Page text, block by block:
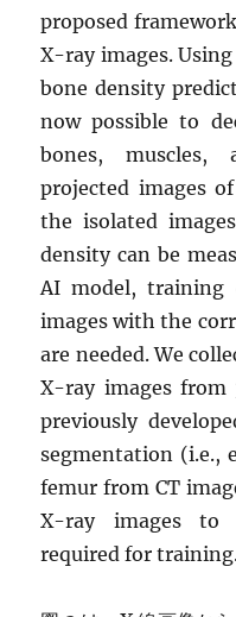
proposed
X-ray images.
bone density
now possible to
bones,
projected images
the isolated
density can be
AI model, training
images with the
are needed. We
X-ray images from
previously
segmentation (i.e.,
femur from CT
X-ray images to
required for